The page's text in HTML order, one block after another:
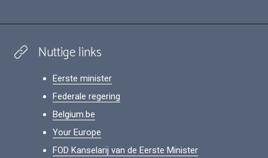
Nuttige links
Eerste minister
Federale regering
Belgium.be
Your Europe
FOD Kanselarij van de Eerste Minister